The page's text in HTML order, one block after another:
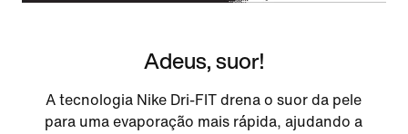
Adeus, suor!
A tecnologia Nike Dri-FIT drena o suor da pele
para uma evaporação mais rápida, ajudando a